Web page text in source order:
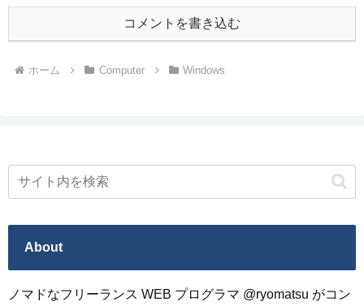
コメントを書き込む
ホーム Computer Windows
About
ノマドなフリーランス WEB プログラマ @ryomatsu がコン